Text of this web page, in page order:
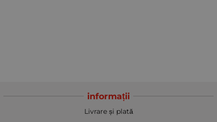
informații
Livrare și plată